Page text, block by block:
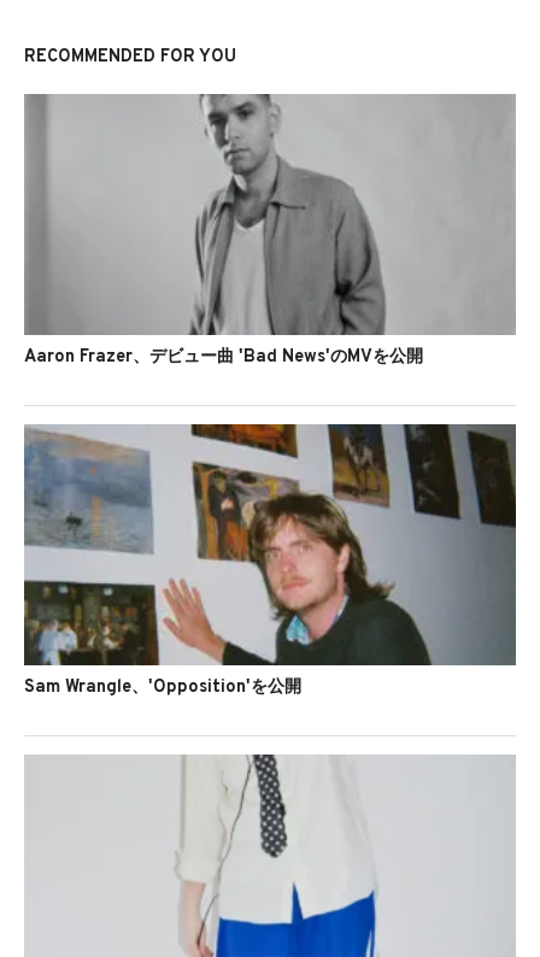
RECOMMENDED FOR YOU
Aaron Frazer、デビュー曲 'Bad News'のMVを公開
Sam Wrangle、'Opposition'を公開